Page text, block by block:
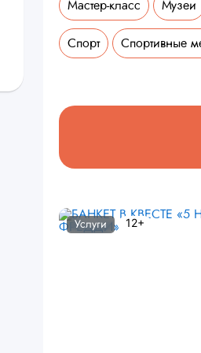
Мастер-класс Музеи
Спорт Спортивные
Услуги 12+